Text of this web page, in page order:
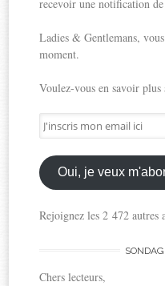
recevoir une notification
Ladies & Gentlemans,
moment.
Voulez-vous en savoir
J'inscris
mon
email
ici
Oui, je veux
Rejoignez les 2 472 autres
Chers lecteurs,